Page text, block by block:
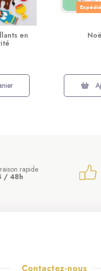
en
rapide
/ 48h
Contactez-nous